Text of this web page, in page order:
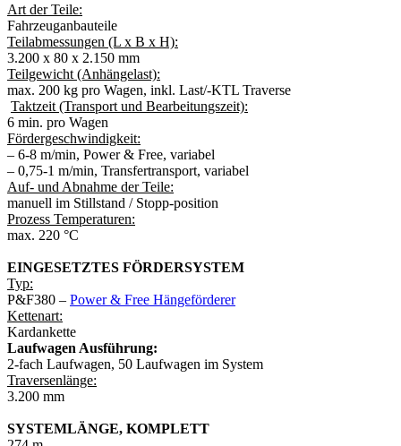
Art der Teile:
Fahrzeuganbauteile
Teilabmessungen (L x B x H):
3.200 x 80 x 2.150 mm
Teilgewicht (Anhängelast):
max. 200 kg pro Wagen, inkl. Last/-KTL Traverse
Taktzeit (Transport und Bearbeitungszeit):
6 min. pro Wagen
Fördergeschwindigkeit:
– 6-8 m/min, Power & Free, variabel
– 0,75-1 m/min, Transfertransport, variabel
Auf- und Abnahme der Teile:
manuell im Stillstand / Stopp-position
Prozess Temperaturen:
max. 220 °C
EINGESETZTES FÖRDERSYSTEM
Typ:
P&F380 – Power & Free Hängeförderer
Kettenart:
Kardankette
Laufwagen Ausführung:
2-fach Laufwagen, 50 Laufwagen im System
Traversenlänge:
3.200 mm
SYSTEMLÄNGE, KOMPLETT